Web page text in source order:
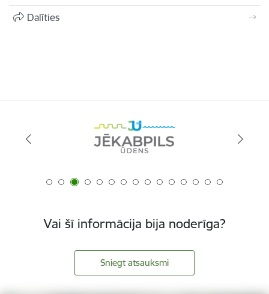
Dalīties
Vai šī informācija bija noderīga?
Sniegt atsauksmi